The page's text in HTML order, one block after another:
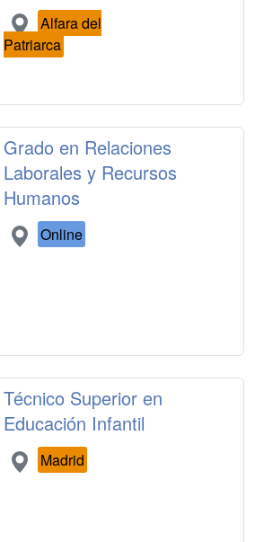
Alfara del
Patriarca
Grado en Relaciones
Laborales y Recursos
Humanos
Online
Técnico Superior en
Educación Infantil
Madrid